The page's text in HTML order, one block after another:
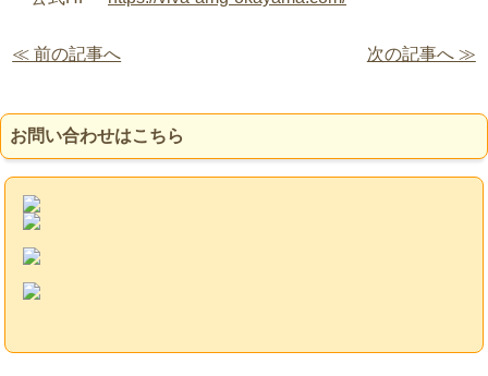
≪ 前の記事へ 次の記事へ ≫
お問い合わせはこちら